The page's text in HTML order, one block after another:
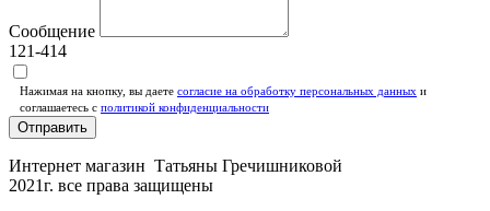
Сообщение
121-414
Нажимая на кнопку, вы даете согласие на обработку персональных данных и
соглашаетесь c политикой конфиденциальности
Отправить
Интернет магазин Татьяны Гречишниковой
2021г. все права защищены